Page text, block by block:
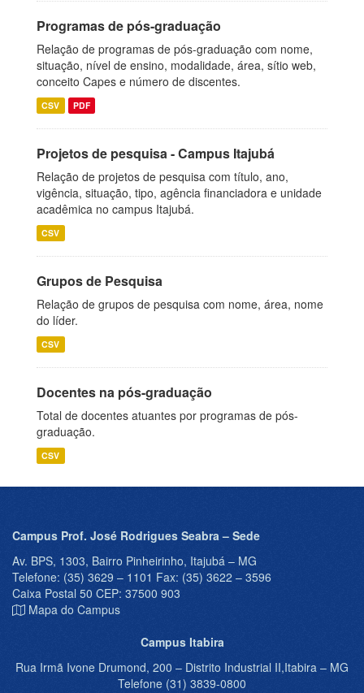
Programas de pós-graduação
Relação de programas de pós-graduação com nome,
situação, nível de ensino, modalidade, área, sítio web,
conceito Capes e número de discentes.
CSV PDF
Projetos de pesquisa - Campus Itajubá
Relação de projetos de pesquisa com título, ano,
vigência, situação, tipo, agência financiadora e unidade
acadêmica no campus Itajubá.
CSV
Grupos de Pesquisa
Relação de grupos de pesquisa com nome, área, nome
do líder.
CSV
Docentes na pós-graduação
Total de docentes atuantes por programas de pós-
graduação.
CSV
Campus Prof. José Rodrigues Seabra – Sede
Av. BPS, 1303, Bairro Pinheirinho, Itajubá – MG
Telefone: (35) 3629 – 1101 Fax: (35) 3622 – 3596
Caixa Postal 50 CEP: 37500 903
Mapa do Campus
Campus Itabira
Rua Irmã Ivone Drumond, 200 – Distrito Industrial II,Itabira – MG
Telefone (31) 3839-0800